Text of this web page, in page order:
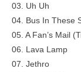
03. Uh Uh
04. Bus In These
05. A Fan’s Mail
06. Lava Lamp
07. Jethro